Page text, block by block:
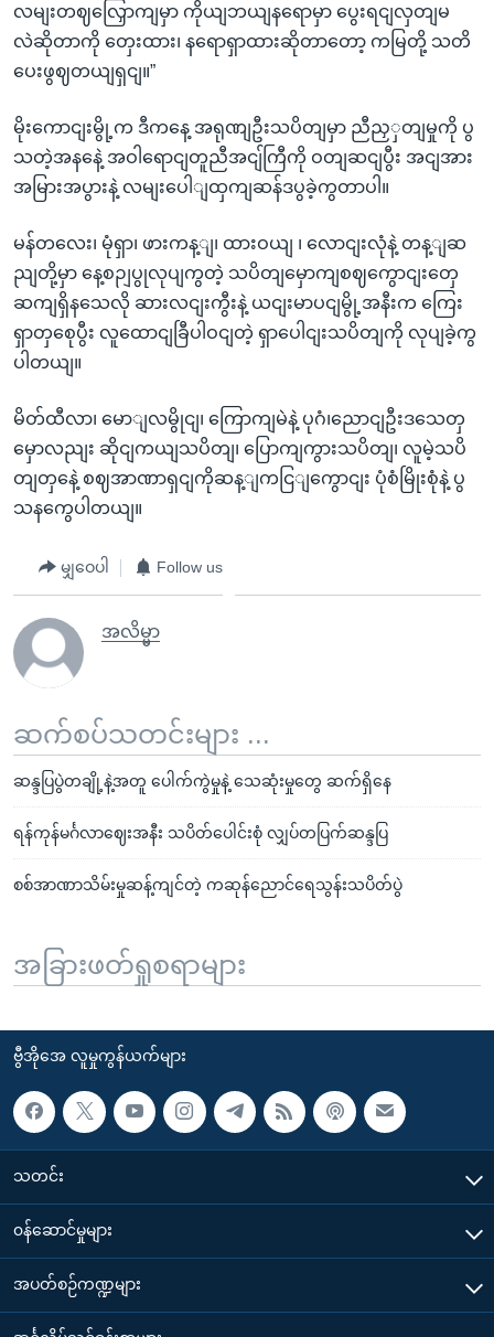
လမျးတဈလြှောကျမှာ ကိုယျဘယျနရောမှာ ပွေးရငျလှတျမ
လဲဆိုတာကို တှေးထား၊ နရောရှာထားဆိုတာတော့ ကမြတို့ သတိ
ပေးဖွဈတယျရှငျ။”
မိုးကောငျးမွို့က ဒီကနေ့ အရုဏျဦးသပိတျမှာ ညီညှှတျမှုကို ပွ
သတဲ့အနနေဲ့ အဝါရောငျတူညီအငျ်ကြီကို ဝတျဆငျပွီး အငျအား
အမြားအပွားနဲ့ လမျးပေါျထှကျဆန်ဒပွခဲ့ကွတာပါ။
မန်တလေး၊ မုံရှာ၊ ဖားကန့ျ၊ ထားဝယျ ၊ လောငျးလုံနဲ့ တန့ျဆ
ညျတို့မှာ နေ့စဉျပွုလုပျကွတဲ့ သပိတျမှောကျစဈကွောငျးတှေ
ဆကျရှိနသေလို ဆားလငျးကွီးနဲ့ ယငျးမာပငျမွို့အနီးက ကြေး
ရှာတှစေုပွီး လူထောငျခြီပါဝငျတဲ့ ရှာပေါငျးသပိတျကို လုပျခဲ့ကွ
ပါတယျ။
မိတ်ထီလာ၊ မောျလမွိုငျ၊ ကြောကျမဲနဲ့ ပုဂံ၊ညောငျဦးဒသေတှ
မှောလညျး ဆိုငျကယျသပိတျ၊ ပြောကျကွားသပိတျ၊ လူမဲ့သပိ
တျတှနေဲ့ စဈအာဏာရှငျကိုဆန့ျကငြျကွောငျး ပုံစံမြိုးစုံနဲ့ ပွ
သနကွေပါတယျ။
မျှဝေပါ Follow us
အလိမ္မာ
ဆက်စပ်သတင်းများ ...
ဆန္ဒပြပွဲတချို့နဲ့အတူ ပေါက်ကွဲမှုနဲ့ သေဆုံးမှုတွေ ဆက်ရှိနေ
ရန်ကုန်မင်္ဂလာဈေးအနီး သပိတ်ပေါင်းစုံ လျှပ်တပြက်ဆန္ဒပြ
စစ်အာဏာသိမ်းမှုဆန့်ကျင်တဲ့ ကဆုန်ညောင်ရေသွန်းသပိတ်ပွဲ
အခြားဖတ်ရှုစရာများ
ဗွီအိုအေ လူမှုကွန်ယက်များ
သတင်း
၀န်ဆောင်မှုများ
အပတ်စဉ်ကဏ္ဍများ